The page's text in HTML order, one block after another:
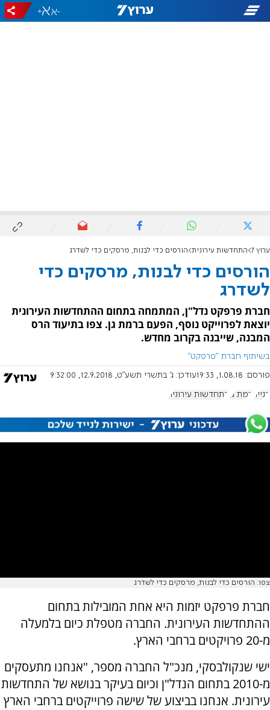
-
+
ערוץ 7 התחדשות עירונית הורסים כדי לבנות, מרסקים כדי לשדרג
הורסים כדי לבנות, מרסקים כדי
לשדרג
חברת פרפקט נדל"ן, המתמחה בתחום ההתחדשות העירונית
יוצאת לפרוייקט נוסף, הפעם ברמת גן. צפו בתיעוד הרס
המבנה, שייבנה בקרוב מחדש.
בשיתוף חברת "פרפקט"
פורסם: 1.08.18, 19:33 עודכן: ג' בתשרי תשע"ט, 12.9.2018, 9:32:00
בנייה רמת גן התחדשות עירונית
צפו: הורסים כדי לבנות, מרסקים כדי לשדרג
חברת פרפקט יזמות היא אחת המובילות בתחום
ההתחדשות העירונית. החברה מטפלת כיום בלמעלה
מ-20 פרויקטים ברחבי הארץ.
ישי שנקולבסקי, מנכ"ל החברה מספר, "אנחנו מתעסקים
מ-2010 בתחום הנדל"ן וכיום בעיקר בנושא של התחדשות
עירונית. אנחנו בביצוע של שישה פרוייקטים ברחבי הארץ